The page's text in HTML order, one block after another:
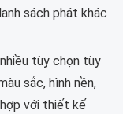
sách phát khác
tùy chọn tùy
sắc, hình nền,
với thiết kế